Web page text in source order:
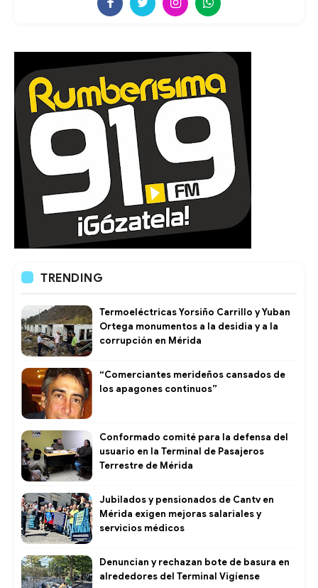
TRENDING
Termoeléctricas Yorsiño Carrillo y Yuban
Ortega monumentos a la desidia y a la
corrupción en Mérida
“Comerciantes merideños cansados de
los apagones continuos”
Conformado comité para la defensa del
usuario en la Terminal de Pasajeros
Terrestre de Mérida
Jubilados y pensionados de Cantv en
Mérida exigen mejoras salariales y
servicios médicos
Denuncian y rechazan bote de basura en
alrededores del Terminal Vigíense